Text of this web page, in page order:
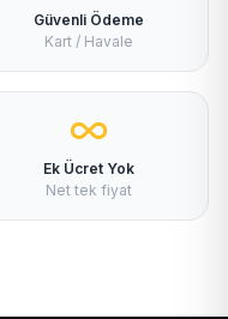
Güvenli Ödeme
Kart / Havale
Ek Ücret Yok
Net tek fiyat